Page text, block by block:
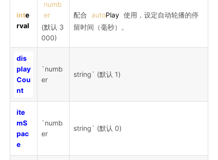
inte
rval
numb
er
(默认 3
000)
配合 autoPlay 使用，设定自动轮播的停
留时间（毫秒）。
dis
play
Cou
nt
`numb
er
string` (默认 1)
ite
mS
pac
e
`numb
er
string` (默认 0)